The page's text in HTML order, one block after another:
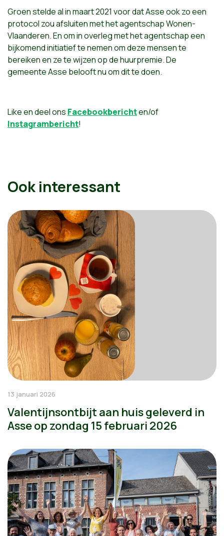
Groen stelde al in maart 2021 voor dat Asse ook zo een
protocol zou afsluiten met het agentschap Wonen-
Vlaanderen. En om in overleg met het agentschap een
bijkomend initiatief te nemen om deze mensen te
bereiken en ze te wijzen op de huurpremie. De
gemeente Asse belooft nu om dit te doen.
Like en deel ons Facebookberichten/of
Instagrambericht!
Ook interessant
13 januari 2026
Valentijnsontbijt aan huis geleverd in
Asse op zondag 15 februari 2026